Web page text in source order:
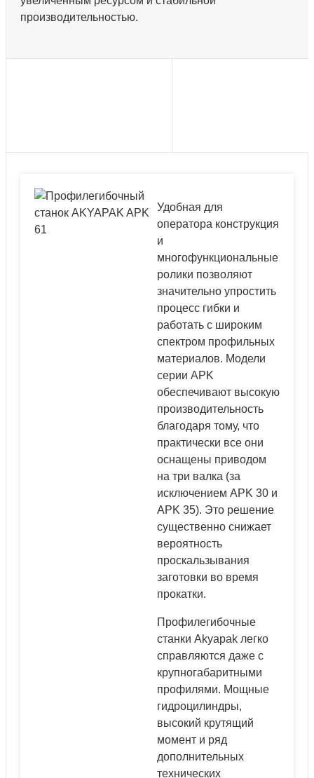
производительностью.
Удобная для
оператора конструкция
и
многофункциональные
ролики позволяют
значительно упростить
процесс гибки и
работать с широким
спектром профильных
материалов. Модели
серии APK
обеспечивают высокую
производительность
благодаря тому, что
практически все они
оснащены приводом
на три валка (за
исключением APK 30 и
APK 35). Это решение
существенно снижает
вероятность
проскальзывания
заготовки во время
прокатки.
Профилегибочные
станки Akyapak легко
справляются даже с
крупногабаритными
профилями. Мощные
гидроцилиндры,
высокий крутящий
момент и ряд
дополнительных
технических